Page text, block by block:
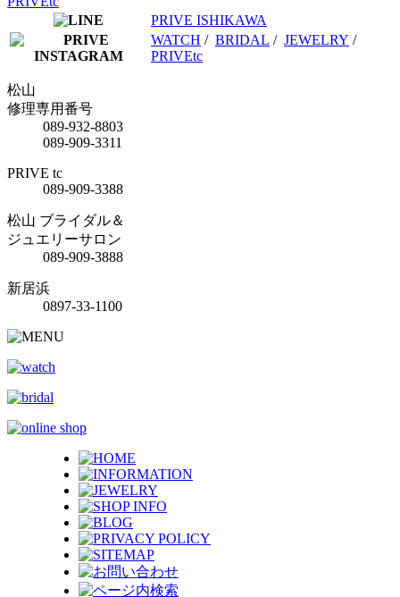
PRIVE ISHIKAWA
WATCH / BRIDAL / JEWELRY /
PRIVEtc
松山
修理専用番号
089-932-8803
089-909-3311
PRIVE tc
089-909-3388
松山 ブライダル＆
ジュエリーサロン
089-909-3888
新居浜
0897-33-1100